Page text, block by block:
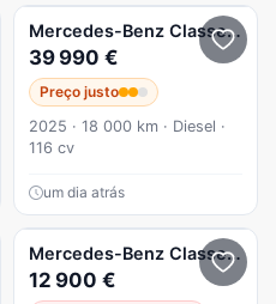
A 200 200
Mercedes-Benz Classe A
39 990 €
Preço justo
2025 · 18 000 km · Diesel ·
116 cv
um dia atrás
A 160 d Urban Aut.
Mercedes-Benz Classe A
12 900 €